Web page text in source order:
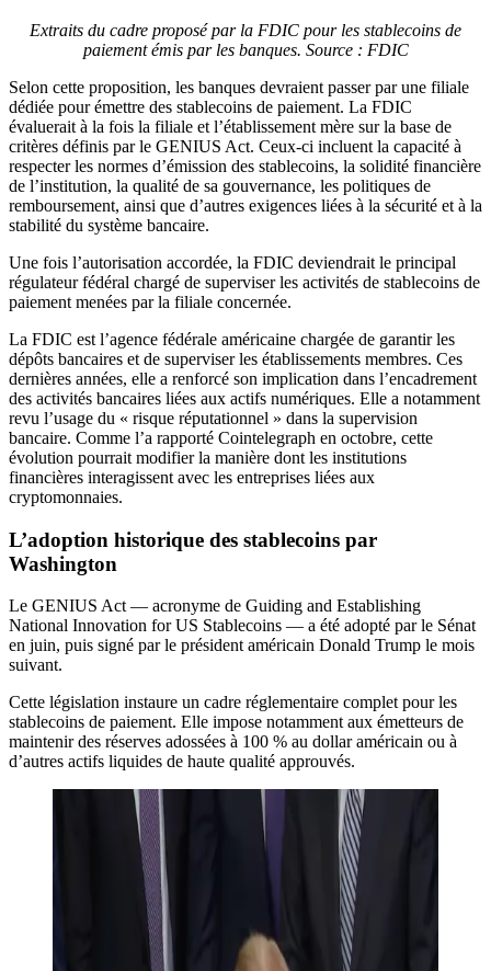
Extraits du cadre proposé par la FDIC pour les stablecoins de
paiement émis par les banques. Source : FDIC
Selon cette proposition, les banques devraient passer par une filiale
dédiée pour émettre des stablecoins de paiement. La FDIC
évaluerait à la fois la filiale et l’établissement mère sur la base de
critères définis par le GENIUS Act. Ceux-ci incluent la capacité à
respecter les normes d’émission des stablecoins, la solidité financière
de l’institution, la qualité de sa gouvernance, les politiques de
remboursement, ainsi que d’autres exigences liées à la sécurité et à la
stabilité du système bancaire.
Une fois l’autorisation accordée, la FDIC deviendrait le principal
régulateur fédéral chargé de superviser les activités de stablecoins de
paiement menées par la filiale concernée.
La FDIC est l’agence fédérale américaine chargée de garantir les
dépôts bancaires et de superviser les établissements membres. Ces
dernières années, elle a renforcé son implication dans l’encadrement
des activités bancaires liées aux actifs numériques. Elle a notamment
revu l’usage du « risque réputationnel » dans la supervision
bancaire. Comme l’a rapporté Cointelegraph en octobre, cette
évolution pourrait modifier la manière dont les institutions
financières interagissent avec les entreprises liées aux
cryptomonnaies.
L’adoption historique des stablecoins par
Washington
Le GENIUS Act — acronyme de Guiding and Establishing
National Innovation for US Stablecoins — a été adopté par le Sénat
en juin, puis signé par le président américain Donald Trump le mois
suivant.
Cette législation instaure un cadre réglementaire complet pour les
stablecoins de paiement. Elle impose notamment aux émetteurs de
maintenir des réserves adossées à 100 % au dollar américain ou à
d’autres actifs liquides de haute qualité approuvés.